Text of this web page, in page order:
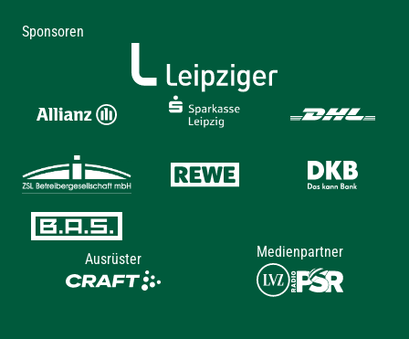
Sponsoren
Ausrüster Medienpartner